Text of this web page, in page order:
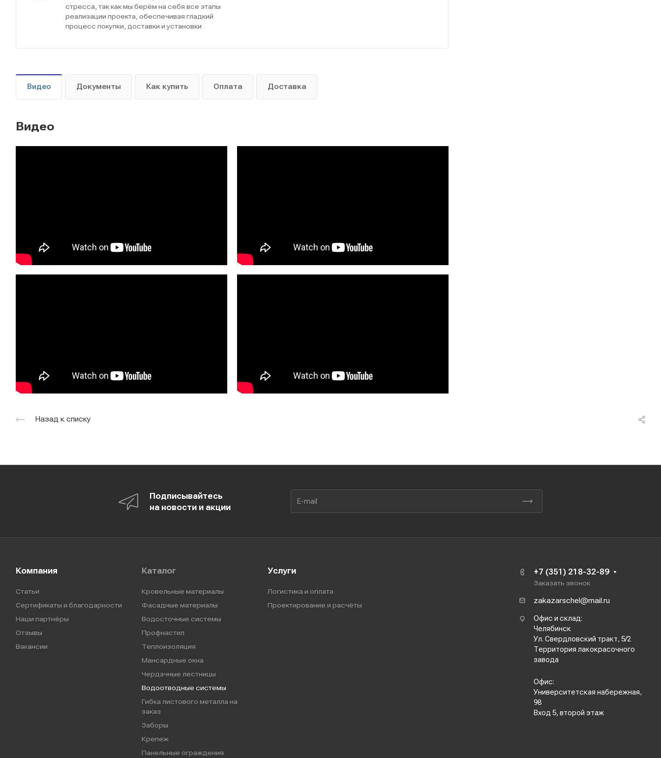
стресса, так как мы берём на себя все этапы
реализации проекта, обеспечивая гладкий
процесс покупки, доставки и установки
Видео Документы Как купить Оплата Доставка
Видео
Назад к списку
Подписывайтесь
на новости и акции
Компания
Статьи
Сертификаты и благодарности
Наши партнёры
Отзывы
Вакансии
Каталог
Кровельные материалы
Фасадные материалы
Водосточные системы
Профнастил
Теплоизоляция
Мансардные окна
Чердачные лестницы
Водоотводные системы
Гибка листового металла на
заказ
Заборы
Крепеж
Панельные ограждения
Услуги
Логистика и оплата
Проектирование и расчёты
+7 (351) 218-32-89
Заказать звонок
zakazarschel@mail.ru
Офис и склад:
Челябинск
Ул. Свердловский тракт, 5/2
Территория лакокрасочного
завода
Офис:
Университетская набережная,
98
Вход 5, второй этаж